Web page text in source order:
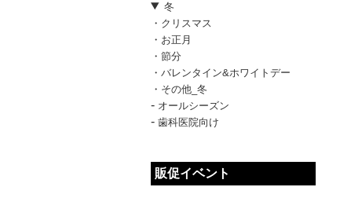
冬
・クリスマス
・お正月
・節分
・バレンタイン&ホワイトデー
・その他_冬
- オールシーズン
- 歯科医院向け
販促イベント